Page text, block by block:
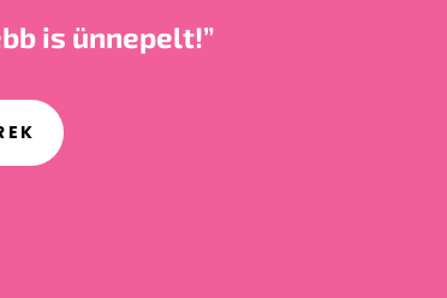
is ünnepelt!”